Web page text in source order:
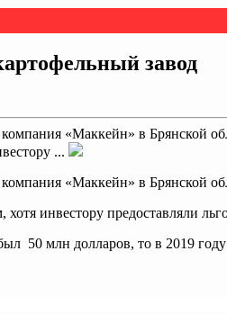
завод
«Маккейн» в Брянской
...
«Маккейн» в Брянской
инвестору предоставляли
50 млн долларов, то в 2019